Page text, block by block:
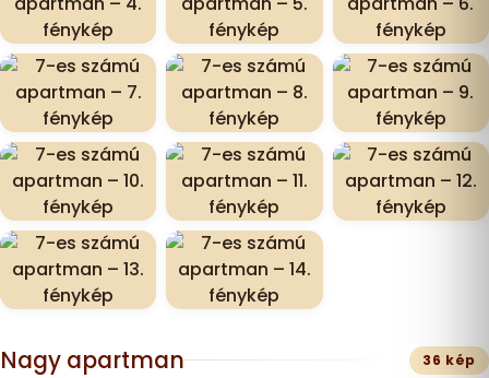
Nagy apartman 36 kép